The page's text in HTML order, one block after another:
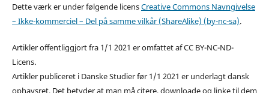
Dette værk er under følgende licensCreative Commons Navngivelse
– Ikke-kommerciel – Del på samme vilkår (ShareAlike) (by-nc-sa).
Artikler offentliggjort fra 1/1 2021 er omfattet af CC BY-NC-ND-
Licens.
Artikler publiceret i Danske Studier før 1/1 2021 er underlagt dansk
ophavsret. Det betyder at man må citere, downloade og linke til dem